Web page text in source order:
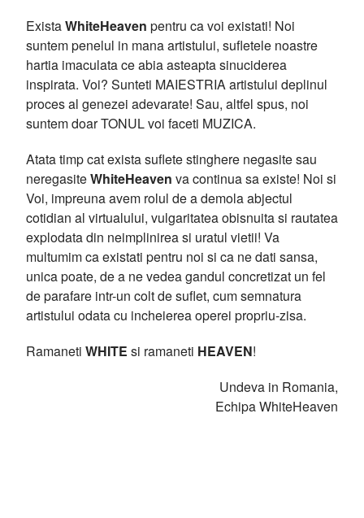
ExistaWhiteHeaven pentru ca voi existati! Noi
suntem penelul in mana artistului, sufletele noastre
hartia imaculata ce abia asteapta sinuciderea
inspirata. Voi? Sunteti MAIESTRIA artistului deplinul
proces al genezei adevarate! Sau, altfel spus, noi
suntem doar TONUL voi faceti MUZICA.
Atata timp cat exista suflete stinghere negasite sau
neregasiteWhiteHeaven va continua sa existe! Noi si
Voi, impreuna avem rolul de a demola abjectul
cotidian al virtualului, vulgaritatea obisnuita si rautatea
explodata din neimplinirea si uratul vietii! Va
multumim ca existati pentru noi si ca ne dati sansa,
unica poate, de a ne vedea gandul concretizat un fel
de parafare intr-un colt de suflet, cum semnatura
artistului odata cu incheierea operei propriu-zisa.
Ramaneti WHITE si ramaneti HEAVEN!
Undeva in Romania,
Echipa WhiteHeaven